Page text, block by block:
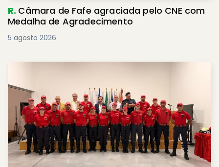
R. Câmara de Fafe agraciada pelo CNE com
Medalha de Agradecimento
5 agosto 2026